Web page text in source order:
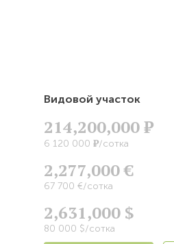
Видовой участок
214,200,000Р
6 120 000 Р/сотка
2,277,000 €
67 700 €/сотка
2,631,000 $
80 000 $/сотка